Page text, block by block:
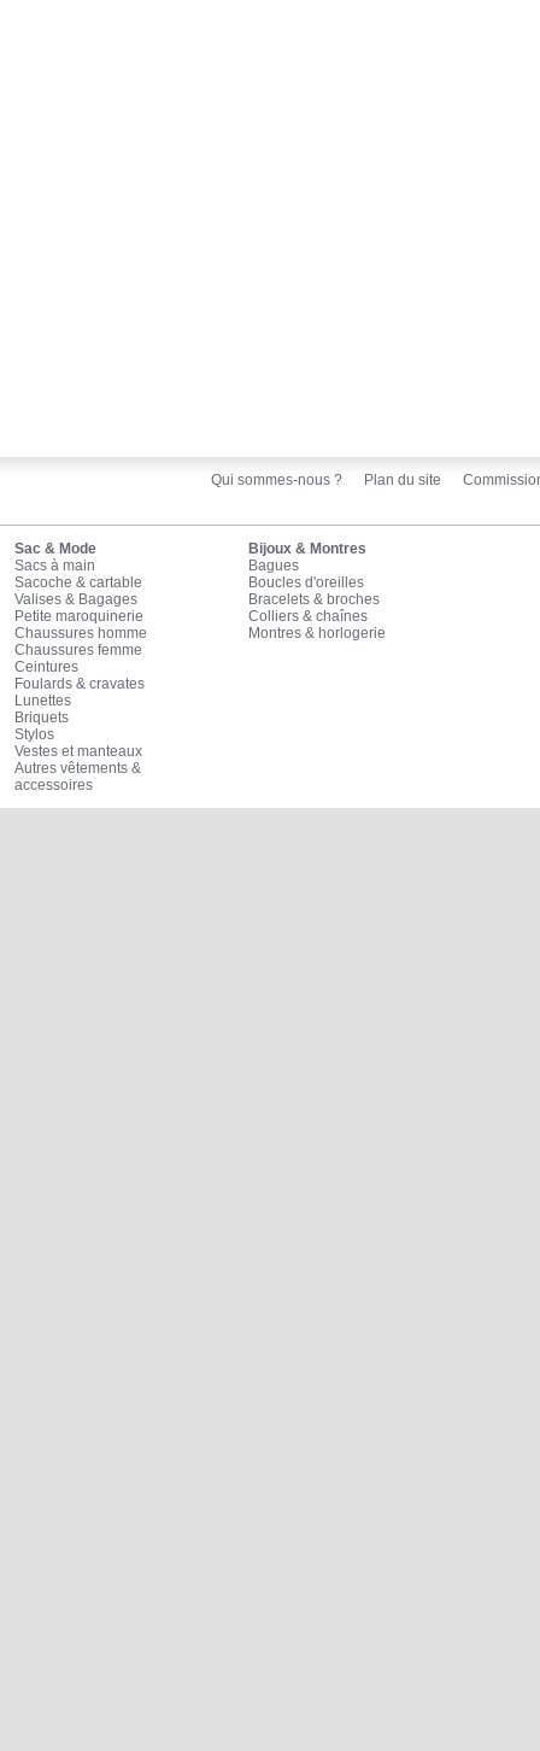
Qui sommes-nous ? Plan du site
Sac & Mode
Sacs à main
Sacoche & cartable
Valises & Bagages
Petite maroquinerie
Chaussures homme
Chaussures femme
Ceintures
Foulards & cravates
Lunettes
Briquets
Stylos
Vestes et manteaux
Autres vêtements &
accessoires
Bijoux & Montres
Bagues
Boucles d'oreilles
Bracelets & broches
Colliers & chaînes
Montres & horlogerie